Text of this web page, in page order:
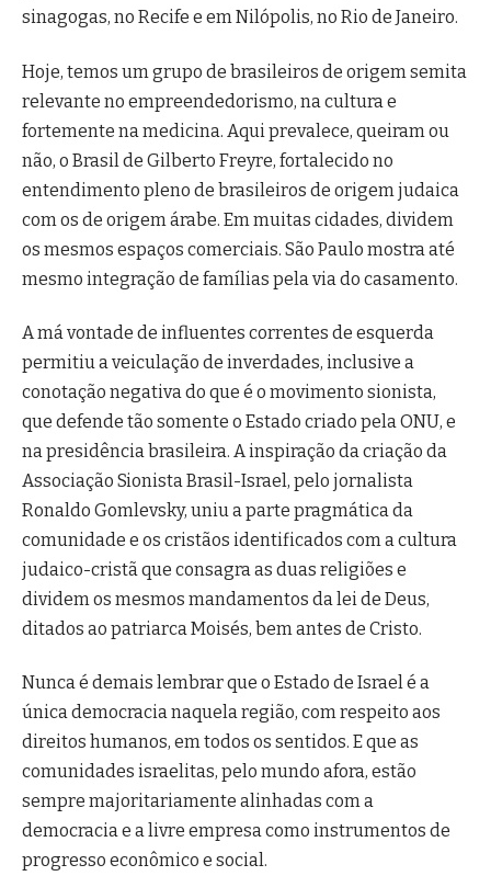
sinagogas, no Recife e em Nilópolis, no Rio de Janeiro.
Hoje, temos um grupo de brasileiros de origem semita
relevante no empreendedorismo, na cultura e
fortemente na medicina. Aqui prevalece, queiram ou
não, o Brasil de Gilberto Freyre, fortalecido no
entendimento pleno de brasileiros de origem judaica
com os de origem árabe. Em muitas cidades, dividem
os mesmos espaços comerciais. São Paulo mostra até
mesmo integração de famílias pela via do casamento.
A má vontade de influentes correntes de esquerda
permitiu a veiculação de inverdades, inclusive a
conotação negativa do que é o movimento sionista,
que defende tão somente o Estado criado pela ONU, e
na presidência brasileira. A inspiração da criação da
Associação Sionista Brasil-Israel, pelo jornalista
Ronaldo Gomlevsky, uniu a parte pragmática da
comunidade e os cristãos identificados com a cultura
judaico-cristã que consagra as duas religiões e
dividem os mesmos mandamentos da lei de Deus,
ditados ao patriarca Moisés, bem antes de Cristo.
Nunca é demais lembrar que o Estado de Israel é a
única democracia naquela região, com respeito aos
direitos humanos, em todos os sentidos. E que as
comunidades israelitas, pelo mundo afora, estão
sempre majoritariamente alinhadas com a
democracia e a livre empresa como instrumentos de
progresso econômico e social.